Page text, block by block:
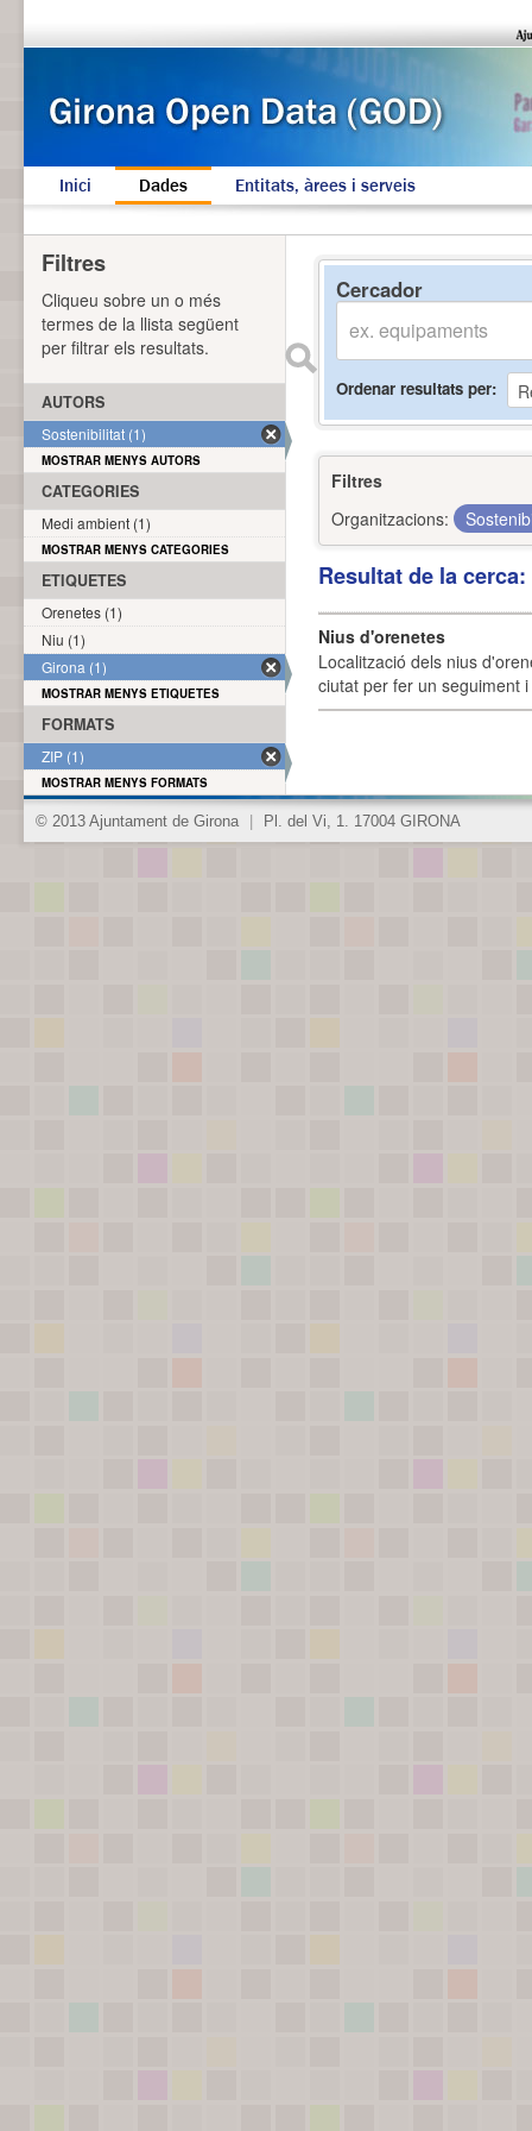
Inici Dades Entitats, àrees i serveis
Cercador
Ordenar resultats per
Filtres
Organitzacions:
Resultat de la
Nius d'orenetes
Localització dels nius
ciutat per fer un seguiment
Filtres
Cliqueu sobre un o més
termes de la llista següent
per filtrar els resultats.
AUTORS
Sostenibilitat (1)
MOSTRAR MENYS AUTORS
CATEGORIES
Medi ambient (1)
MOSTRAR MENYS CATEGORIES
ETIQUETES
Orenetes (1)
Niu (1)
Girona (1)
MOSTRAR MENYS ETIQUETES
FORMATS
ZIP (1)
MOSTRAR MENYS FORMATS
© 2013 Ajuntament de Girona Pl. del Vi, 1. 17004 GIRONA